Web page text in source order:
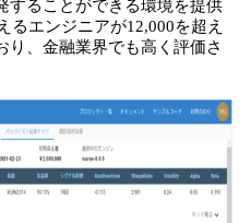
することができる環境を提供
るエンジニアが12,000を超え
り、金融業界でも高く評価さ